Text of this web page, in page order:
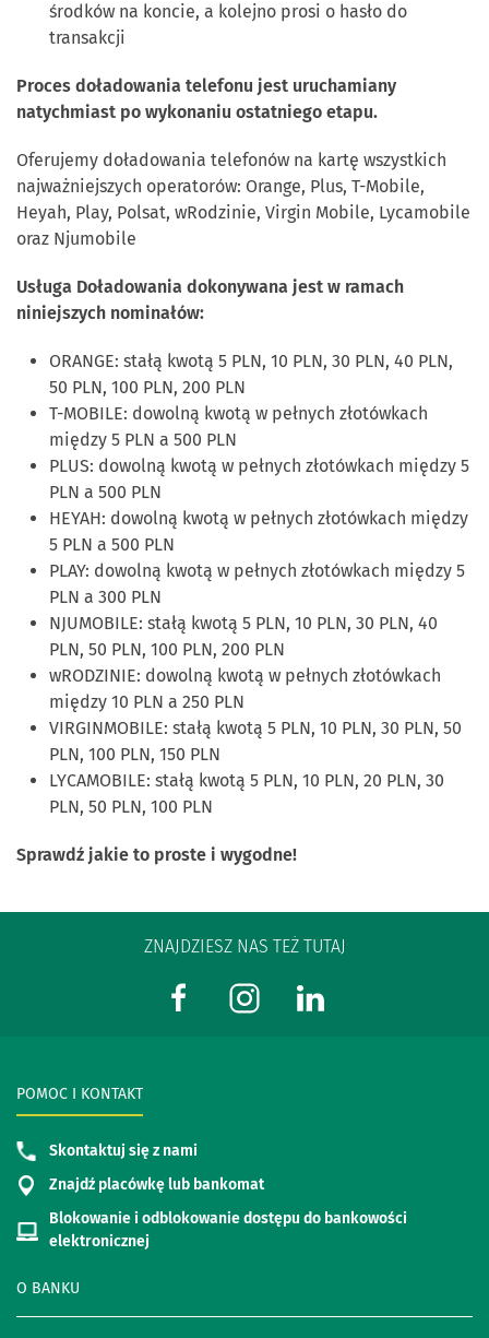
środków na koncie, a kolejno prosi o hasło do
transakcji
Proces doładowania telefonu jest uruchamiany
natychmiast po wykonaniu ostatniego etapu.
Oferujemy doładowania telefonów na kartę wszystkich
najważniejszych operatorów: Orange, Plus, T-Mobile,
Heyah, Play, Polsat, wRodzinie, Virgin Mobile, Lycamobile
oraz Njumobile
Usługa Doładowania dokonywana jest w ramach
niniejszych nominałów:
ORANGE: stałą kwotą 5 PLN, 10 PLN, 30 PLN, 40 PLN,
50 PLN, 100 PLN, 200 PLN
T-MOBILE: dowolną kwotą w pełnych złotówkach
między 5 PLN a 500 PLN
PLUS: dowolną kwotą w pełnych złotówkach między 5
PLN a 500 PLN
HEYAH: dowolną kwotą w pełnych złotówkach między
5 PLN a 500 PLN
PLAY: dowolną kwotą w pełnych złotówkach między 5
PLN a 300 PLN
NJUMOBILE: stałą kwotą 5 PLN, 10 PLN, 30 PLN, 40
PLN, 50 PLN, 100 PLN, 200 PLN
wRODZINIE: dowolną kwotą w pełnych złotówkach
między 10 PLN a 250 PLN
VIRGINMOBILE: stałą kwotą 5 PLN, 10 PLN, 30 PLN, 50
PLN, 100 PLN, 150 PLN
LYCAMOBILE: stałą kwotą 5 PLN, 10 PLN, 20 PLN, 30
PLN, 50 PLN, 100 PLN
Sprawdź jakie to proste i wygodne!
ZNAJDZIESZ NAS TEŻ TUTAJ
O BANKU
POMOC I KONTAKT
Skontaktuj się z nami
Znajdź placówkę lub bankomat
Blokowanie i odblokowanie dostępu do bankowości
elektronicznej